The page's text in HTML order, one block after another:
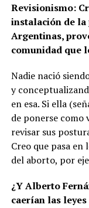
Revisionismo:
instalación de la
Argentinas,
comunidad que
Nadie nació
y
en esa. Si ella
de ponerse como
revisar sus
Creo que pasa
del aborto, por
¿Y Alberto
caerían las